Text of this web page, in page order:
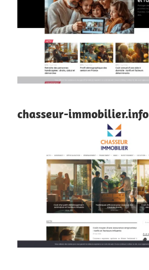
chasseur-immobilier.info